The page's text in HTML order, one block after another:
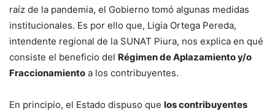
raíz de la pandemia, el Gobierno tomó algunas medidas
institucionales. Es por ello que, Ligia Ortega Pereda,
intendente regional de la SUNAT Piura, nos explica en qué
consiste el beneficio del Régimen de Aplazamiento y/o
Fraccionamiento a los contribuyentes.
En principio, el Estado dispuso que los contribuyentes